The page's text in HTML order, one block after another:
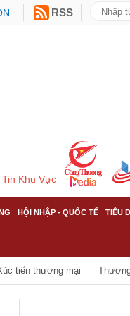
RSS
Tin Khu Vực
HỘI NHẬP - QUỐC TẾ TIÊU
tiến thương mại